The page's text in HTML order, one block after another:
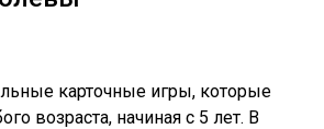
карточные игры, которые
возраста, начиная с 5 лет. В